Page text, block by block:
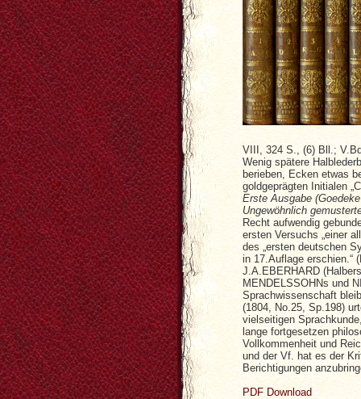
VIII, 324 S., (6) Bll.;
Wenig spätere
berieben, Ecken etwas
goldgeprägten Initialen
Erste Ausgabe
Ungewöhnlich
Recht aufwendig
ersten Versuchs „einer
des „ersten deutschen
in 17.Auflage erschien.“
J.A.EBERHARD
MENDELSSOHNs und
Sprachwissenschaft
(1804, No.25, Sp.198)
vielseitigen
lange fortgesetzen
Vollkommenheit und
und der Vf. hat es der
Berichtigungen
PDF Download